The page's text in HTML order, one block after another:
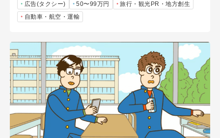
広告(タクシー)
50〜99万円
旅行・観光PR・地方創生
自動車・航空・運輸